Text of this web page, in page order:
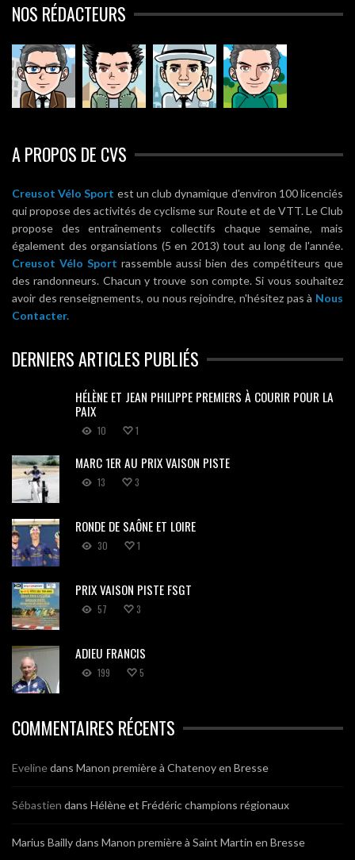
NOS RÉDACTEURS
A PROPOS DE CVS
Creusot Vélo Sport est un club dynamique d'environ 100 licenciés
qui propose des activités de cyclisme sur Route et de VTT. Le Club
propose des entraînements collectifs chaque semaine, mais
également des organsiations (5 en 2013) tout au long de l'année.
Creusot Vélo Sport rassemble aussi bien des compétiteurs que
des randonneurs. Chacun y trouve son compte. Si vous souhaitez
avoir des renseignements, ou nous rejoindre, n'hésitez pas à Nous
Contacter.
DERNIERS ARTICLES PUBLIÉS
HÉLÈNE ET JEAN PHILIPPE PREMIERS À COURIR POUR LA
PAIX
10 1
MARC 1ER AU PRIX VAISON PISTE
13 3
RONDE DE SAÔNE ET LOIRE
30 1
PRIX VAISON PISTE FSGT
57 3
ADIEU FRANCIS
199 5
COMMENTAIRES RÉCENTS
Evelinedans Manon première à Chatenoy en Bresse
Sébastien dans Hélène et Frédéric champions régionaux
Marius Baillydans Manon première à Saint Martin en Bresse